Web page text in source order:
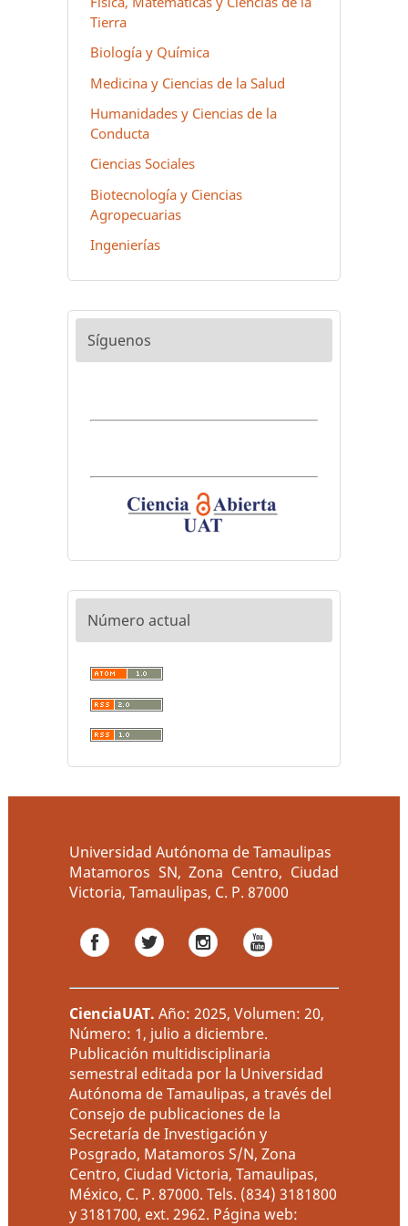
Tierra
Biología y Química
Medicina y Ciencias de la Salud
Humanidades y Ciencias de la
Conducta
Ciencias Sociales
Biotecnología y Ciencias
Agropecuarias
Ingenierías
Síguenos
Número actual
Universidad Autónoma de Tamaulipas
Matamoros SN, Zona Centro, Ciudad
Victoria, Tamaulipas, C. P. 87000
CienciaUAT. Año: 2025, Volumen: 20,
Número: 1, julio a diciembre.
Publicación multidisciplinaria
semestral editada por la Universidad
Autónoma de Tamaulipas, a través del
Consejo de publicaciones de la
Secretaría de Investigación y
Posgrado, Matamoros S/N, Zona
Centro, Ciudad Victoria, Tamaulipas,
México, C. P. 87000. Tels. (834) 3181800
y 3181700, ext. 2962. Página web: